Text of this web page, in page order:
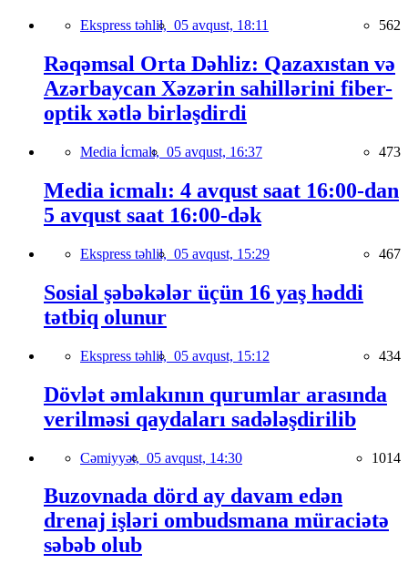
Ekspress təhlil, 05 avqust, 18:11 562
Rəqəmsal Orta Dəhliz: Qazaxıstan və
Azərbaycan Xəzərin sahillərini fiber-
optik xətlə birləşdirdi
Media İcmalı, 05 avqust, 16:37 473
Media icmalı: 4 avqust saat 16:00-dan
5 avqust saat 16:00-dək
Ekspress təhlil, 05 avqust, 15:29 467
Sosial şəbəkələr üçün 16 yaş həddi
tətbiq olunur
Ekspress təhlil, 05 avqust, 15:12 434
Dövlət əmlakının qurumlar arasında
verilməsi qaydaları sadələşdirilib
Cəmiyyət, 05 avqust, 14:30 1014
Buzovnada dörd ay davam edən
drenaj işləri ombudsmana müraciətə
səbəb olub